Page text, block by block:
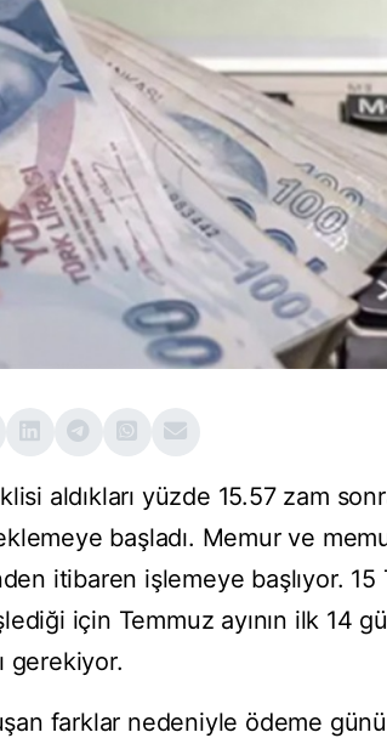
aldıkları yüzde 15.57 zam
başladı. Memur ve
itibaren işlemeye başlıyor. 15
için Temmuz ayının ilk 14
gerekiyor.
farklar nedeniyle ödeme günü